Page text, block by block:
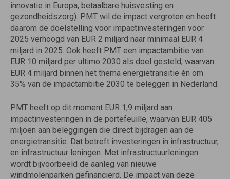
innovatie in Europa, betaalbare huisvesting en
gezondheidszorg). PMT wil de impact vergroten en heeft
daarom de doelstelling voor impactinvesteringen voor
2025 verhoogd van EUR 2 miljard naar minimaal EUR 4
miljard in 2025. Ook heeft PMT een impactambitie van
EUR 10 miljard per ultimo 2030 als doel gesteld, waarvan
EUR 4 miljard binnen het thema energietransitie én om
35% van de impactambitie 2030 te beleggen in Nederland.
PMT heeft op dit moment EUR 1,9 miljard aan
impactinvesteringen in de portefeuille, waarvan EUR 405
miljoen aan beleggingen die direct bijdragen aan de
energietransitie. Dat betreft investeringen in infrastructuur,
en infrastructuur leningen. Met infrastructuurleningen
wordt bijvoorbeeld de aanleg van nieuwe
windmolenparken gefinancierd. De impact van deze